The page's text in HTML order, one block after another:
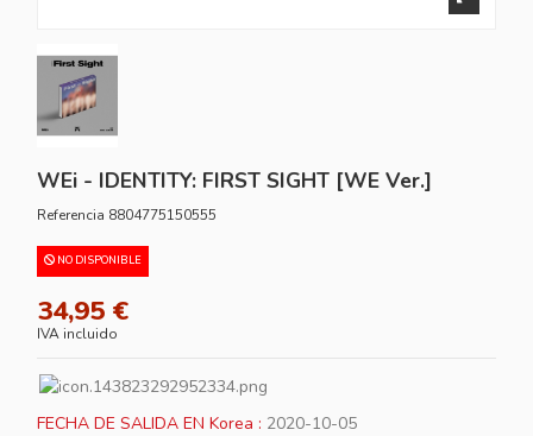
WEi - IDENTITY: FIRST SIGHT [WE Ver.]
Referencia 8804775150555
NO DISPONIBLE
34,95 €
IVA incluido
FECHA DE SALIDA EN Korea : 2020-10-05